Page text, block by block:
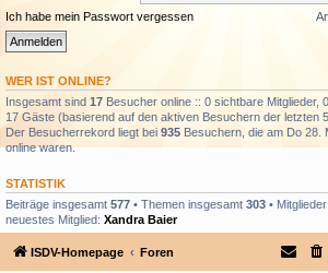
Ich habe mein Passwort vergessen
WER IST ONLINE?
Insgesamt sind 17 Besucher online :: 0 sichtbare Mitglieder,
17 Gäste (basierend auf den aktiven Besuchern der letzten
Der Besucherrekord liegt bei 935 Besuchern, die am Do 28.
online waren.
STATISTIK
Beiträge insgesamt 577 • Themen insgesamt 303 •
neuestes Mitglied: Xandra Baier
ISDV-Homepage Foren